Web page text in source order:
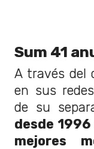
Sum 41
A través del
en sus
de su
desde
mejores